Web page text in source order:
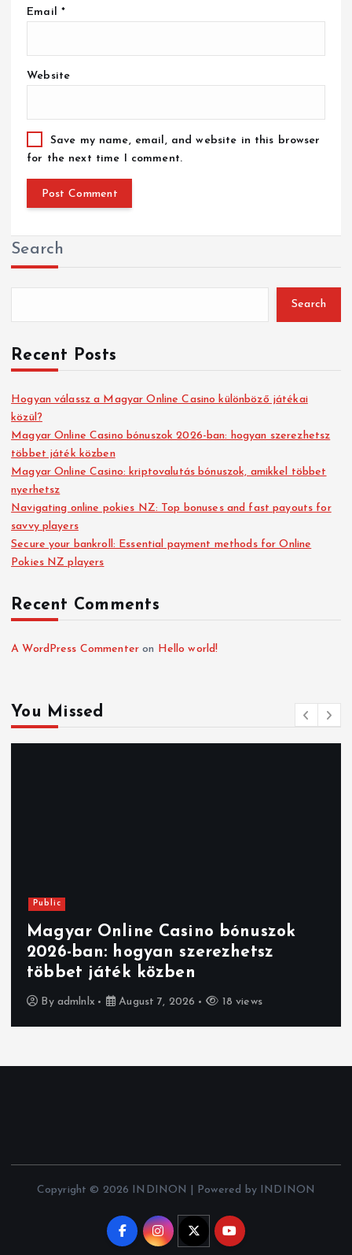
Email *
Website
Save my name, email, and website in this browser
for the next time I comment.
Search
Search
Recent Posts
Hogyan válassz a Magyar Online Casino különböző játékai
közül?
Magyar Online Casino bónuszok 2026-ban: hogyan szerezhetsz
többet játék közben
Magyar Online Casino: kriptovalutás bónuszok, amikkel többet
nyerhetsz
Navigating online pokies NZ: Top bonuses and fast payouts for
savvy players
Secure your bankroll: Essential payment methods for Online
Pokies NZ players
Recent Comments
A WordPress Commenter on Hello world!
You Missed
Public
Magyar Online Casino bónuszok
2026-ban: hogyan szerezhetsz
többet játék közben
By admlnlx August 7, 2026 18 views
Copyright © 2026 INDINON | Powered by INDINON